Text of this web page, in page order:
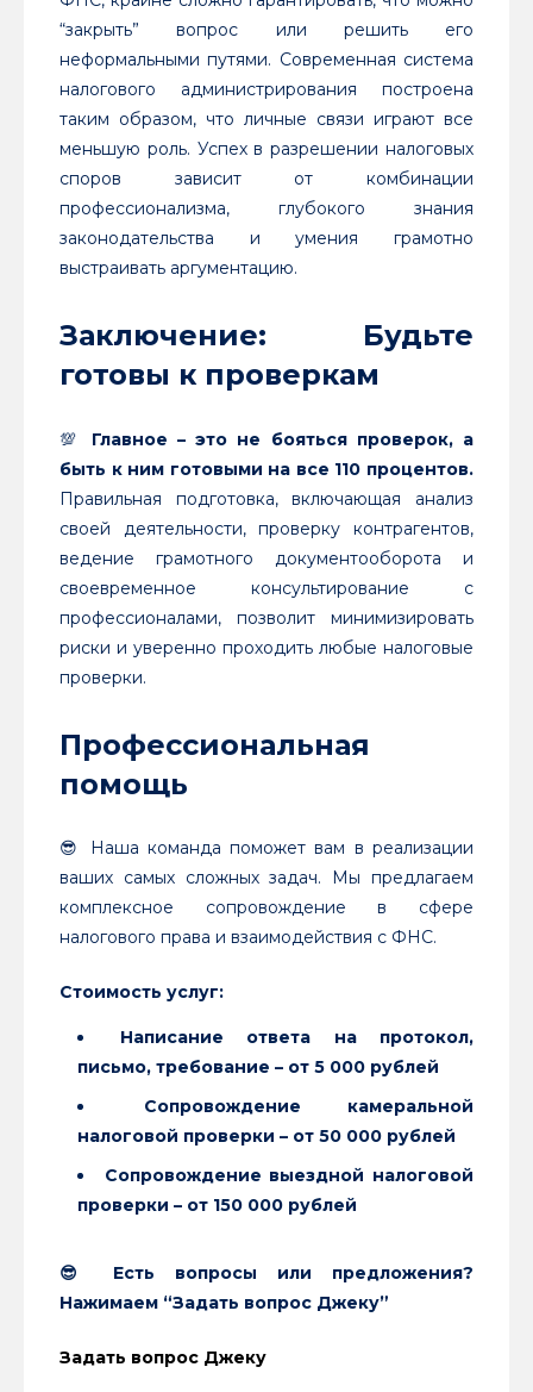
“закрыть” вопрос или решить его
неформальными путями. Современная система
налогового администрирования построена
таким образом, что личные связи играют все
меньшую роль. Успех в разрешении налоговых
споров зависит от комбинации
профессионализма, глубокого знания
законодательства и умения грамотно
выстраивать аргументацию.
Заключение: Будьте
готовы к проверкам
💯 Главное – это не бояться проверок, а
быть к ним готовыми на все 110 процентов.
Правильная подготовка, включающая анализ
своей деятельности, проверку контрагентов,
ведение грамотного документооборота и
своевременное консультирование с
профессионалами, позволит минимизировать
риски и уверенно проходить любые налоговые
проверки.
Профессиональная
помощь
😎 Наша команда поможет вам в реализации
ваших самых сложных задач. Мы предлагаем
комплексное сопровождение в сфере
налогового права и взаимодействия с ФНС.
Стоимость услуг:
Написание ответа на протокол,
письмо, требование – от 5 000 рублей
Сопровождение камеральной
налоговой проверки – от 50 000 рублей
Сопровождение выездной налоговой
проверки – от 150 000 рублей
😎 Есть вопросы или предложения?
Нажимаем “Задать вопрос Джеку”
Задать вопрос Джеку